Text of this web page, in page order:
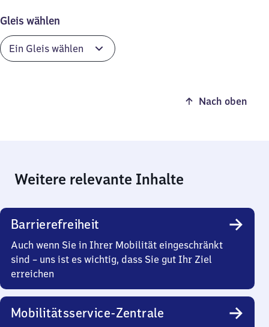
Gleis wählen
Nach oben
Weitere relevante Inhalte
Barrierefreiheit
Auch wenn Sie in Ihrer Mobilität eingeschränkt
sind – uns ist es wichtig, dass Sie gut Ihr Ziel
erreichen
Mobilitätsservice-Zentrale